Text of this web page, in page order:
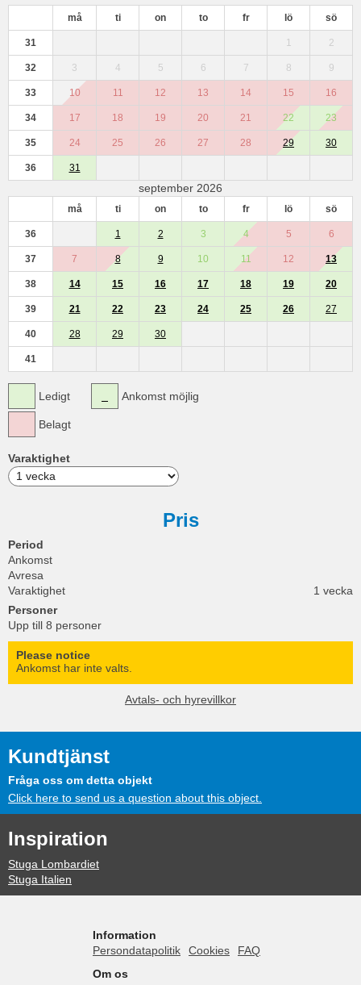
må ti on to fr lö sö
31 1 2
32 3 4 5 6 7 8 9
33 10 11 12 13 14 15 16
34 17 18 19 20 21 22 23
35 24 25 26 27 28 29 30
36 31
september 2026
må ti on to fr lö sö
36 1 2 3 4 5 6
37 7 8 9 10 11 12 13
38 14 15 16 17 18 19 20
39 21 22 23 24 25 26 27
40 28 29 30
41
Ledigt
Belagt
Ankomst möjlig
Varaktighet
Pris
Period
Ankomst
Avresa
Varaktighet
1 vecka
Personer
Upp till 8 personer
Please notice
Ankomst har inte valts.
Avtals- och hyrevillkor
Kundtjänst
Fråga oss om detta objekt
Click here to send us a question about this object.
Inspiration
Stuga Lombardiet
Stuga Italien
Information
Persondatapolitik
Cookies
FAQ
Om os